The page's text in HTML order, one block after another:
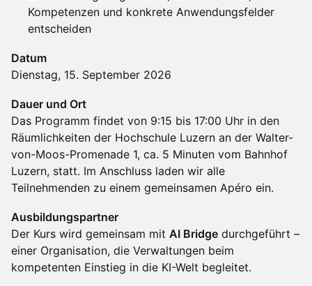
Kompetenzen und konkrete Anwendungsfelder
entscheiden
Datum
Dienstag, 15. September 2026
Dauer und Ort
Das Programm findet von 9:15 bis 17:00 Uhr in den
Räumlichkeiten der Hochschule Luzern an der Walter-
von-Moos-Promenade 1, ca. 5 Minuten vom Bahnhof
Luzern, statt. Im Anschluss laden wir alle
Teilnehmenden zu einem gemeinsamen Apéro ein.
Ausbildungspartner
Der Kurs wird gemeinsam mit AI Bridge durchgeführt –
einer Organisation, die Verwaltungen beim
kompetenten Einstieg in die KI-Welt begleitet.